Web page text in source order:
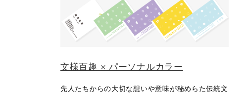
文様百趣 × パーソナルカラー
先人たちからの大切な想いや意味が秘めらた伝統文